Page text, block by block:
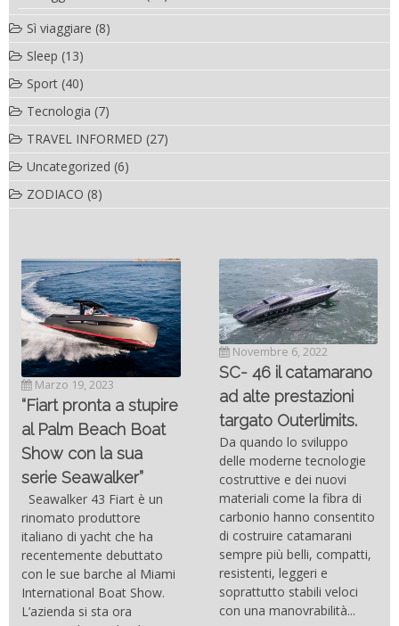
Sì viaggiare (8)
Sleep (13)
Sport (40)
Tecnologia (7)
TRAVEL INFORMED (27)
Uncategorized (6)
ZODIACO (8)
Marzo 19, 2023
“Fiart pronta a stupire
al Palm Beach Boat
Show con la sua
serie Seawalker”
Seawalker 43 Fiart è un
rinomato produttore
italiano di yacht che ha
recentemente debuttato
con le sue barche al Miami
International Boat Show.
L’azienda si sta ora
Novembre 6, 2022
SC- 46 il catamarano
ad alte prestazioni
targato Outerlimits.
Da quando lo sviluppo
delle moderne tecnologie
costruttive e dei nuovi
materiali come la fibra di
carbonio hanno consentito
di costruire catamarani
sempre più belli, compatti,
resistenti, leggeri e
soprattutto stabili veloci
con una manovrabilità...